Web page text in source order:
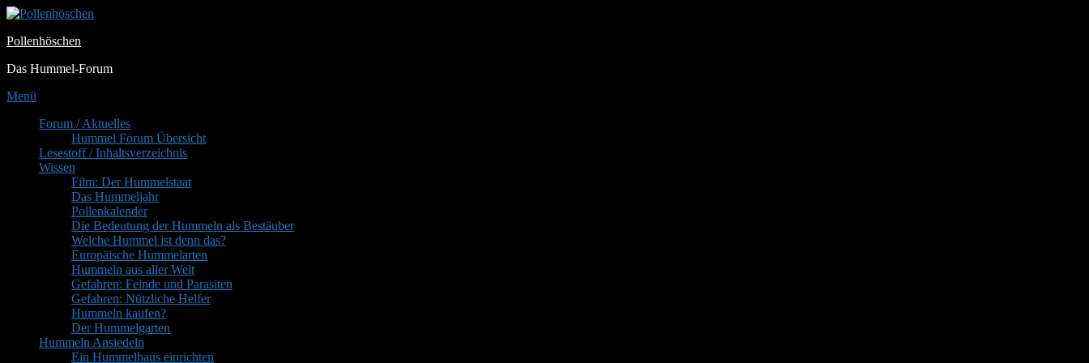
Zum
springen
Pollenhöschen
Das Hummel-Forum
Menü
PrimäresForum / Aktuelles
Hummel Forum Übersicht
Lesestoff / Inhaltsverzeichnis
Wissen
Film: Der Hummelstaat
Das Hummeljahr
Pollenkalender
Die Bedeutung der Hummeln als Bestäuber
Welche Hummel ist denn das?
Europäische Hummelarten
Hummeln aus aller Welt
Gefahren: Feinde und Parasiten
Gefahren: Nützliche Helfer
Hummeln kaufen?
Der Hummelgarten
Hummeln Ansiedeln
Ein Hummelhaus einrichten